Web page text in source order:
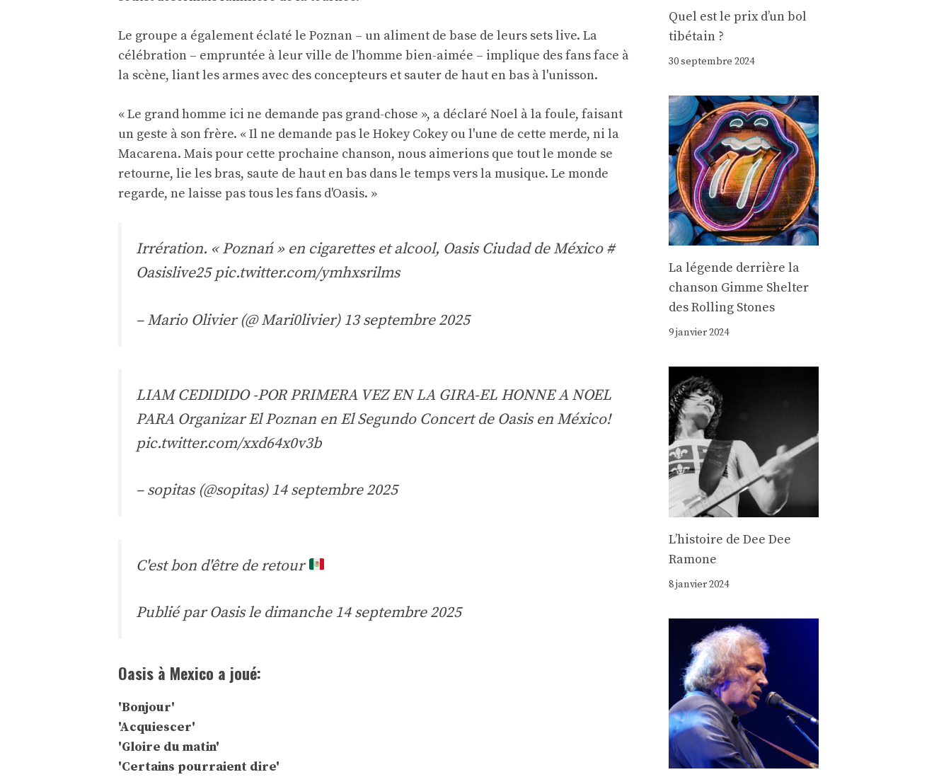
Le groupe a également éclaté le Poznan – un aliment de base de leurs sets live. La
célébration – empruntée à leur ville de l'homme bien-aimée – implique des fans face à
la scène, liant les armes avec des concepteurs et sauter de haut en bas à l'unisson.
« Le grand homme ici ne demande pas grand-chose », a déclaré Noel à la foule, faisant
un geste à son frère. « Il ne demande pas le Hokey Cokey ou l'une de cette merde, ni la
Macarena. Mais pour cette prochaine chanson, nous aimerions que tout le monde se
retourne, lie les bras, saute de haut en bas dans le temps vers la musique. Le monde
regarde, ne laisse pas tous les fans d'Oasis. »
Irrération. « Poznań » en cigarettes et alcool, Oasis Ciudad de México#
Oasislive25 pic.twitter.com/ymhxsrilms
– Mario Olivier (@ Mari0livier)13 septembre 2025
LIAM CEDIDIDO -POR PRIMERA VEZ EN LA GIRA-EL HONNE A NOEL
PARA Organizar El Poznan en El Segundo Concert de Oasis en México!
pic.twitter.com/xxd64x0v3b
– sopitas (@sopitas)14 septembre 2025
C'est bon d'être de retour
Publié parOasisle dimanche 14 septembre 2025
Oasis à Mexico a joué:
'Bonjour'
'Acquiescer'
'Gloire du matin'
'Certains pourraient dire'
Quel est le prix d’un bol
tibétain ?
30 septembre 2024
La légende derrière la
chanson Gimme Shelter
des Rolling Stones
9 janvier 2024
Lʼhistoire de Dee Dee
Ramone
8 janvier 2024